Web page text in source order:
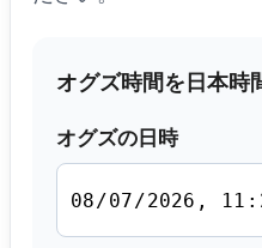
オグズ時間を日本時
オグズの日時